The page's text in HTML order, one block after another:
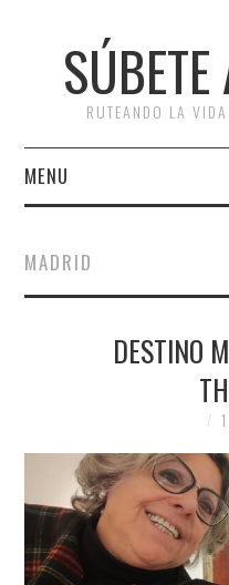
RUTEANDO LA
MENU
RUTAS
ESCAPADAS
#ARVI
AMIGOS
CONTACTO
MADRID
DESTINO